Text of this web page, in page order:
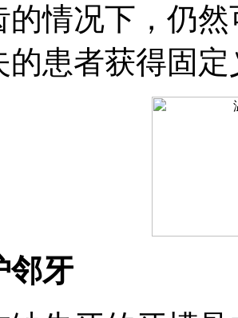
的情况下，仍
的患者获得固
邻牙